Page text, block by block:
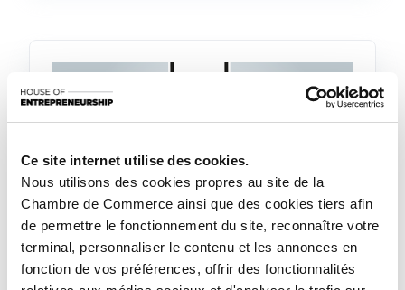
Ce site internet utilise des cookies.
Nous utilisons des cookies propres au site de la
Chambre de Commerce ainsi que des cookies tiers afin
de permettre le fonctionnement du site, reconnaître votre
terminal, personnaliser le contenu et les annonces en
fonction de vos préférences, offrir des fonctionnalités
Collective coaching
Cycle de coaching collectif -
Boostez votre entreprise